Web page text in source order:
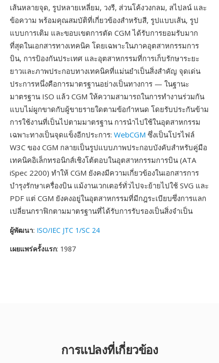
เส้นหลายจุด, รูปหลายเหลี่ยม, วงรี, ส่วนโค้งวงกลม, สไปลน์ และ
ข้อความ พร้อมคุณสมบัติที่เกี่ยวข้องสำหรับสี, รูปแบบเส้น, รูป
แบบการเติม และขอบเขตการตัด CGM ได้รับการยอมรับมาก
ที่สุดในเอกสารทางเทคนิค โดยเฉพาะในภาคอุตสาหกรรมการ
บิน, การป้องกันประเทศ และอุตสาหกรรมที่การเก็บรักษาระยะ
ยาวและภาพประกอบทางเทคนิคที่แม่นยำเป็นสิ่งสำคัญ จุดเด่น
ประการหนึ่งคือการมาตรฐานอย่างเป็นทางการ — ในฐานะ
มาตรฐาน ISO แล้ว CGM ให้ความสามารถในการทำงานร่วมกัน
แบบไม่ผูกขาดกับผู้ขายรายใดตามข้อกำหนด โดยรับประกันข้าม
การใช้งานที่เป็นไปตามมาตรฐาน การนำไปใช้ในอุตสาหกรรม
เฉพาะทางเป็นจุดแข็งอีกประการ: WebCGM ซึ่งเป็นโปรไฟล์
W3C ของ CGM กลายเป็นรูปแบบภาพประกอบบังคับสำหรับคู่มือ
เทคนิคอิเล็กทรอนิกส์เชิงโต้ตอบในอุตสาหกรรมการบิน (ATA
iSpec 2200) ทำให้ CGM ยังคงมีความเกี่ยวข้องในเอกสารการ
บำรุงรักษาเครื่องบิน แม้งานเวกเตอร์ทั่วไปจะย้ายไปใช้ SVG และ
PDF แต่ CGM ยังคงอยู่ในอุตสาหกรรมที่มีกฎระเบียบซึ่งการแลก
เปลี่ยนกราฟิกตามมาตรฐานที่ได้รับการรับรองเป็นสิ่งจำเป็น
ผู้พัฒนา: ISO/IEC JTC 1/SC 24
เผยแพร่ครั้งแรก: 1987
การแปลงที่เกี่ยวข้อง